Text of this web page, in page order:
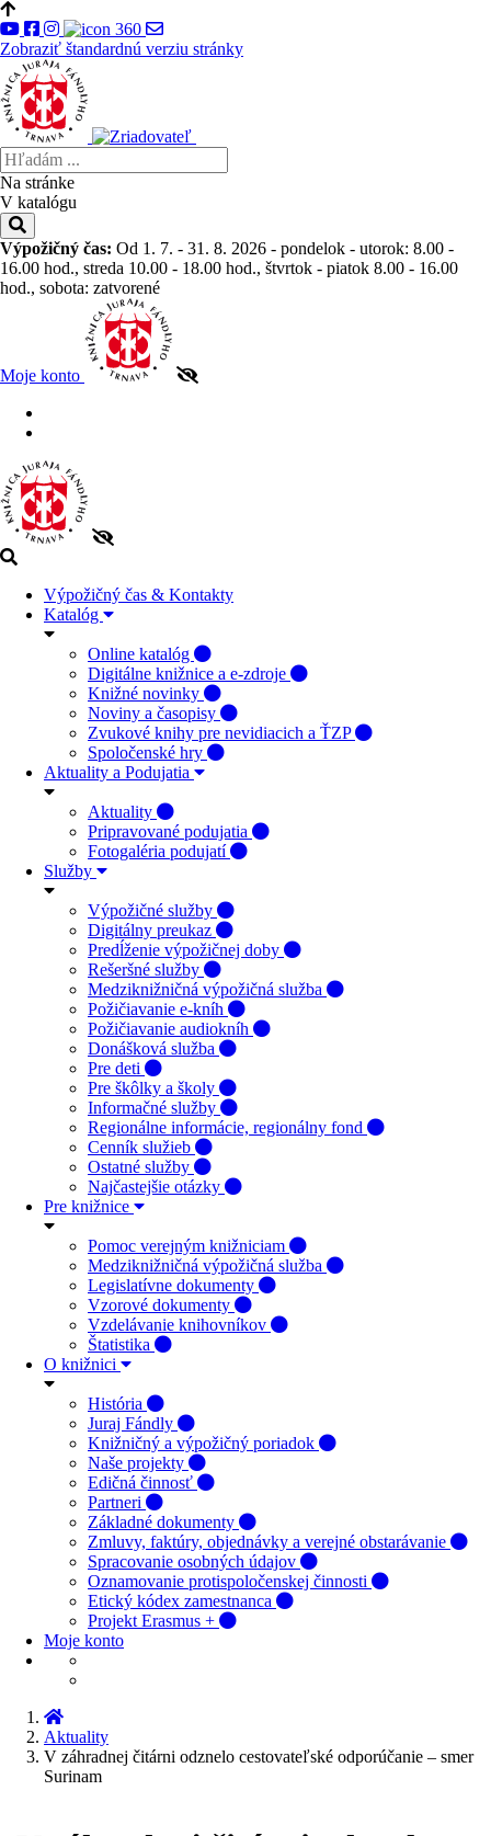
Zobraziť štandardnú verziu stránky
Na stránke
V katalógu
Výpožičný čas: Od 1. 7. - 31. 8. 2026 - pondelok - utorok: 8.00 -
16.00 hod., streda 10.00 - 18.00 hod., štvrtok - piatok 8.00 - 16.00
hod., sobota: zatvorené
Moje konto
Výpožičný čas & Kontakty
Katalóg
Online katalóg
Digitálne knižnice a e-zdroje
Knižné novinky
Noviny a časopisy
Zvukové knihy pre nevidiacich a ŤZP
Spoločenské hry
Aktuality a Podujatia
Aktuality
Pripravované podujatia
Fotogaléria podujatí
Služby
Výpožičné služby
Digitálny preukaz
Predĺženie výpožičnej doby
Rešeršné služby
Medziknižničná výpožičná služba
Požičiavanie e-kníh
Požičiavanie audiokníh
Donášková služba
Pre deti
Pre škôlky a školy
Informačné služby
Regionálne informácie, regionálny fond
Cenník služieb
Ostatné služby
Najčastejšie otázky
Pre knižnice
Pomoc verejným knižniciam
Medziknižničná výpožičná služba
Legislatívne dokumenty
Vzorové dokumenty
Vzdelávanie knihovníkov
Štatistika
O knižnici
História
Juraj Fándly
Knižničný a výpožičný poriadok
Naše projekty
Edičná činnosť
Partneri
Základné dokumenty
Zmluvy, faktúry, objednávky a verejné obstarávanie
Spracovanie osobných údajov
Oznamovanie protispoločenskej činnosti
Etický kódex zamestnanca
Projekt Erasmus +
Moje konto
Aktuality
V záhradnej čitárni odznelo cestovateľské odporúčanie – smer
Surinam